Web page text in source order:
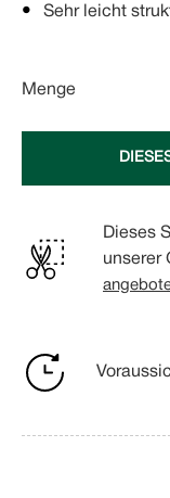
Sehr leicht
Menge
Dieses
unserer